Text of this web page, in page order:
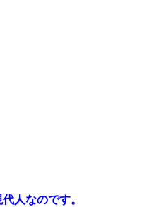
人なのです。